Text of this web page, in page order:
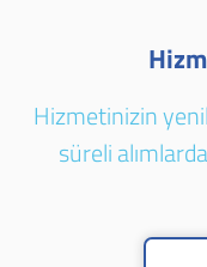
Hizmetinizin
süreli